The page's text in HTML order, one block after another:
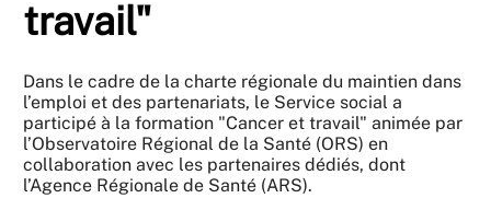
travail"
Dans le cadre de la charte régionale du maintien dans
l’emploi et des partenariats, le Service social a
participé à la formation "Cancer et travail" animée par
l’Observatoire Régional de la Santé (ORS) en
collaboration avec les partenaires dédiés, dont
l’Agence Régionale de Santé (ARS).